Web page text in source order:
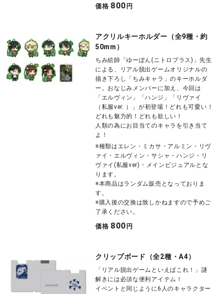
価格 800 円
アクリルキーホルダー（全9種・約
50mm）
ちみ絵師「ゆーぽん(ニトロプラス)」先生
による、リアル脱出ゲームオリジナルの
描き下ろし「ちみキャラ」のキーホルダ
ー。おなじみメンバーに加え、今回は
「エルヴィン」「ハンジ」「リヴァイ
（私服ver. ）」が初登場！どれも可愛い！
どれも魅力的！どれも欲しい！
人類の為にお目当てのキャラを引き当て
よ！
※種類はエレン・ミカサ・アルミン・リヴ
ァイ・エルヴィン・サシャ・ハンジ・リ
ヴァイ(私服ver)・メインビジュアルとな
ります。
※本商品はランダム販売となっておりま
す。
※購入後の交換は致しかねますので予めご
了承ください。
価格 800 円
クリップボード（全2種・A4）
「リアル脱出ゲームといえばこれ！」謎
解きには必須な便利アイテム！
イベントと同じように6人のキャラクター